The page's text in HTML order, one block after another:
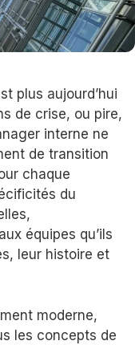
plus aujourd’hui
de crise, ou pire,
interne ne
de transition
chaque
du
équipes qu’ils
leur histoire et
moderne,
les concepts de